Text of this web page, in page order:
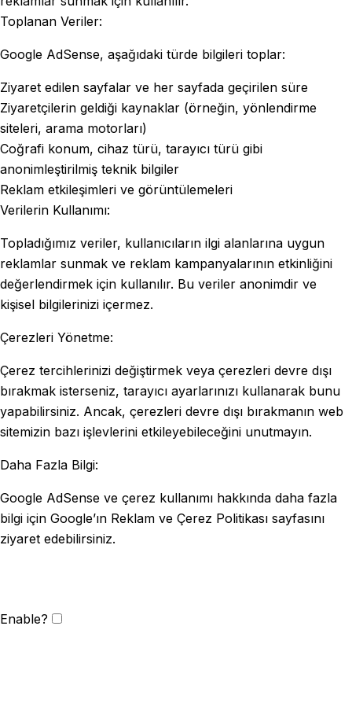
Toplanan Veriler:
Google AdSense, aşağıdaki türde bilgileri toplar:
Ziyaret edilen sayfalar ve her sayfada geçirilen süre
Ziyaretçilerin geldiği kaynaklar (örneğin, yönlendirme
siteleri, arama motorları)
Coğrafi konum, cihaz türü, tarayıcı türü gibi
anonimleştirilmiş teknik bilgiler
Reklam etkileşimleri ve görüntülemeleri
Verilerin Kullanımı:
Topladığımız veriler, kullanıcıların ilgi alanlarına uygun
reklamlar sunmak ve reklam kampanyalarının etkinliğini
değerlendirmek için kullanılır. Bu veriler anonimdir ve
kişisel bilgilerinizi içermez.
Çerezleri Yönetme:
Çerez tercihlerinizi değiştirmek veya çerezleri devre dışı
bırakmak isterseniz, tarayıcı ayarlarınızı kullanarak bunu
yapabilirsiniz. Ancak, çerezleri devre dışı bırakmanın web
sitemizin bazı işlevlerini etkileyebileceğini unutmayın.
Daha Fazla Bilgi:
Google AdSense ve çerez kullanımı hakkında daha fazla
bilgi için Google’ın Reklam ve Çerez Politikası sayfasını
ziyaret edebilirsiniz.
Enable?